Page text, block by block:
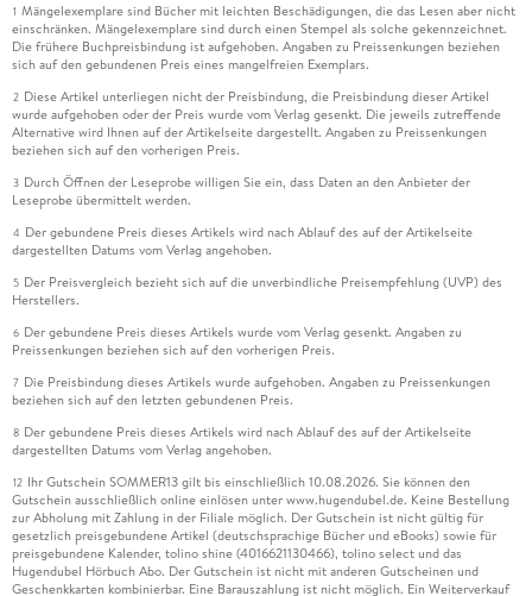
1 Mängelexemplare sind Bücher mit leichten Beschädigungen, die das Lesen aber nicht
einschränken. Mängelexemplare sind durch einen Stempel als solche gekennzeichnet.
Die frühere Buchpreisbindung ist aufgehoben. Angaben zu Preissenkungen beziehen
sich auf den gebundenen Preis eines mangelfreien Exemplars.
2 Diese Artikel unterliegen nicht der Preisbindung, die Preisbindung dieser Artikel
wurde aufgehoben oder der Preis wurde vom Verlag gesenkt. Die jeweils zutreffende
Alternative wird Ihnen auf der Artikelseite dargestellt. Angaben zu Preissenkungen
beziehen sich auf den vorherigen Preis.
3 Durch Öffnen der Leseprobe willigen Sie ein, dass Daten an den Anbieter der
Leseprobe übermittelt werden.
4 Der gebundene Preis dieses Artikels wird nach Ablauf des auf der Artikelseite
dargestellten Datums vom Verlag angehoben.
5 Der Preisvergleich bezieht sich auf die unverbindliche Preisempfehlung (UVP) des
Herstellers.
6 Der gebundene Preis dieses Artikels wurde vom Verlag gesenkt. Angaben zu
Preissenkungen beziehen sich auf den vorherigen Preis.
7 Die Preisbindung dieses Artikels wurde aufgehoben. Angaben zu Preissenkungen
beziehen sich auf den letzten gebundenen Preis.
8 Der gebundene Preis dieses Artikels wird nach Ablauf des auf der Artikelseite
dargestellten Datums vom Verlag angehoben.
12 Ihr Gutschein SOMMER13 gilt bis einschließlich 10.08.2026. Sie können den
Gutschein ausschließlich online einlösen unter www.hugendubel.de. Keine Bestellung
zur Abholung mit Zahlung in der Filiale möglich. Der Gutschein ist nicht gültig für
gesetzlich preisgebundene Artikel (deutschsprachige Bücher und eBooks) sowie für
preisgebundene Kalender, tolino shine (4016621130466), tolino select und das
Hugendubel Hörbuch Abo. Der Gutschein ist nicht mit anderen Gutscheinen und
Geschenkkarten kombinierbar. Eine Barauszahlung ist nicht möglich. Ein Weiterverkauf